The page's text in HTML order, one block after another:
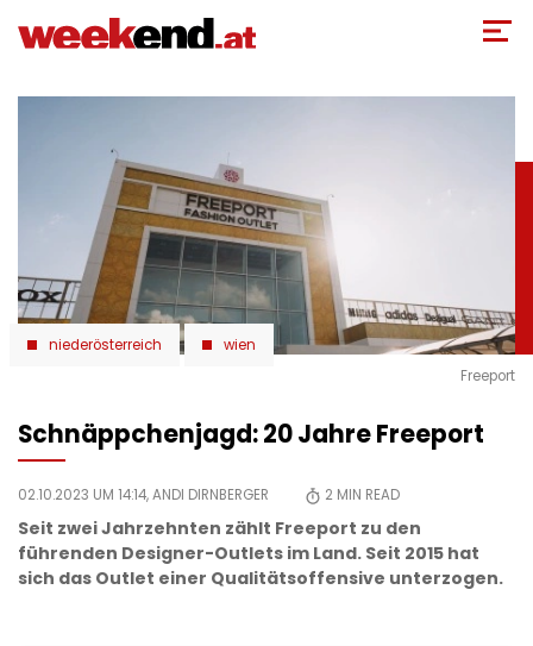
zum
niederösterreich
wien
Freeport
Schnäppchenjagd: 20 Jahre Freeport
02.10.2023 UM 14:14,ANDI DIRNBERGER 2 MIN READ
Seit zwei Jahrzehnten zählt Freeport zu den
führenden Designer-Outlets im Land. Seit 2015 hat
sich das Outlet einer Qualitätsoffensive unterzogen.